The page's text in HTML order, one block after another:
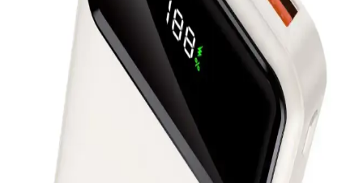
Bu karşılaştırmada, Anker 545 Nano ve Powercore 10000
powerbank'lerin özellikleri, avantajları ve kullanıcı yorumları detaylı
şekilde incelenerek, ihtiyaçlarınıza en uygun taşınabilir şarj cihazını
Robeve Acl 30000 mAh Powerbank: Çok Yönlü ve
Yüksek Kapasiteli Taşınabilir Şarj Cihazı
Robeve Acl 30000 mAh powerbank, yüksek kapasitesi ve çok
yönlü girişleriyle pratik ve güvenilir taşınabilir enerji çözümüdür.
Güneş enerjisiyle şarj edilebilir, hafif tasarımıyla taşıması kolaydır.